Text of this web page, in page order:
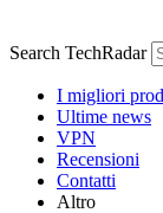
Search TechRadar
I migliori
Ultime news
VPN
Recensioni
Contatti
Altro